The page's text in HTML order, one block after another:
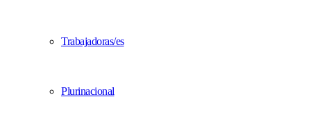
Trabajadoras/es
Plurinacional